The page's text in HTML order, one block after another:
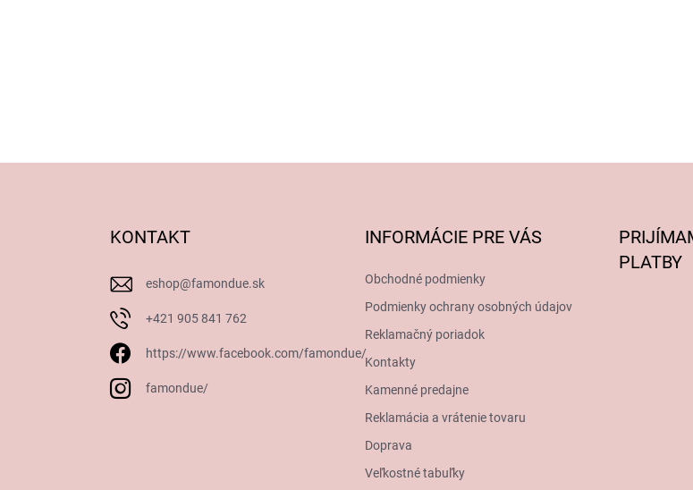
KONTAKT
eshop@famondue.sk
+421 905 841 762
https://www.facebook.com/famondue/
famondue/
INFORMÁCIE PRE VÁS
Obchodné podmienky
Podmienky ochrany osobných údajov
Reklamačný poriadok
Kontakty
Kamenné predajne
Reklamácia a vrátenie tovaru
Doprava
Veľkostné tabuľky
PLATBY